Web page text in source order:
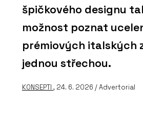
špičkového designu
možnost poznat
prémiových italských
jednou střechou.
KONSEPTI , 24. 6. 2026 / Advertorial